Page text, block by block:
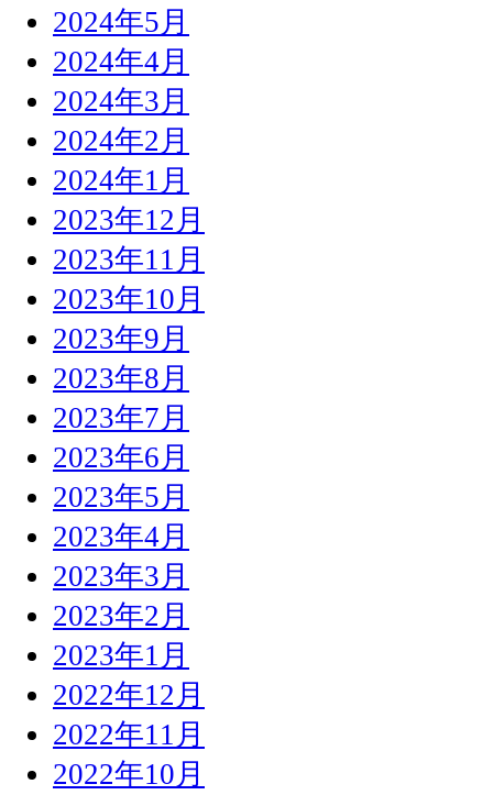
2024年5月
2024年4月
2024年3月
2024年2月
2024年1月
2023年12月
2023年11月
2023年10月
2023年9月
2023年8月
2023年7月
2023年6月
2023年5月
2023年4月
2023年3月
2023年2月
2023年1月
2022年12月
2022年11月
2022年10月